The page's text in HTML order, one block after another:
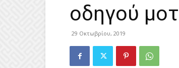
οδηγού
29 Οκτωβρίου, 2019